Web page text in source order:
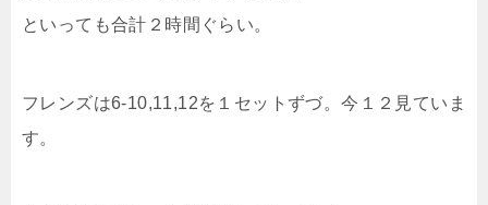
といっても合計２時間ぐらい。
フレンズは6-10,11,12を１セットずづ。今１２見ていま
す。